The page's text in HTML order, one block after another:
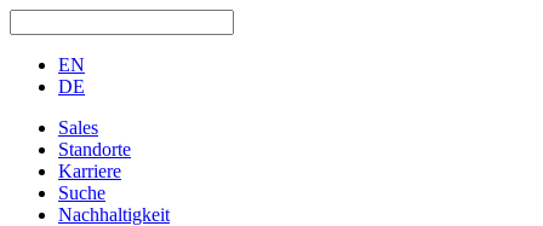
EN
DE
Sales
Standorte
Karriere
Suche
Nachhaltigkeit